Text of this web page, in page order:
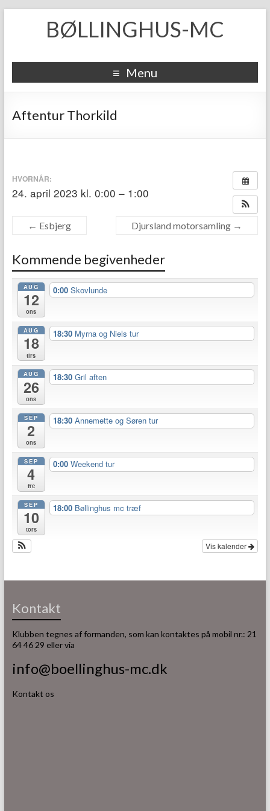
BØLLINGHUS-MC
Menu
Aftentur Thorkild
HVORNÅR:
24. april 2023 kl. 0:00 – 1:00
← Esbjerg Djursland motorsamling →
Kommende begivenheder
AUG
12
ons
0:00Skovlunde
AUG
18
tirs
18:30 Myrna og Niels tur
AUG
26
ons
18:30Gril aften
SEP
2
ons
18:30Annemette og Søren tur
SEP
4
fre
0:00Weekend tur
SEP
10
tors
18:00 Bøllinghus mc træf
Vis kalender
Kontakt
Klubben tegnes af formanden, som kan kontaktes på mobil nr.: 21
64 46 29 eller via
info@boellinghus-mc.dk
Kontakt os